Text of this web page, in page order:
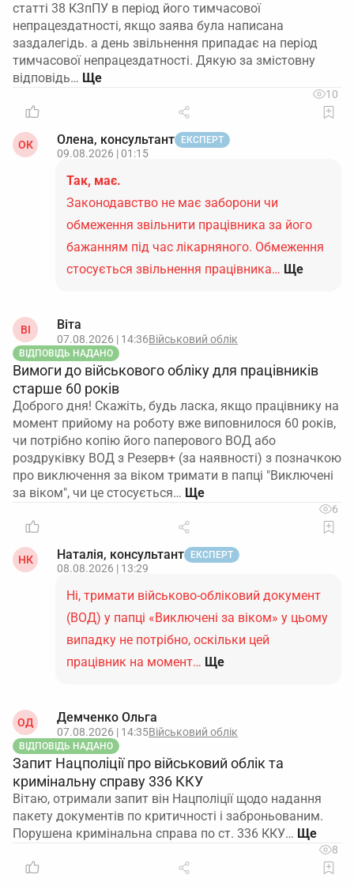
статті 38 КЗпПУ в період його тимчасової
непрацездатності, якщо заява була написана
заздалегідь. а день звільнення припадає на період
тимчасової непрацездатності. Дякую за змістовну
відповідь…
10
ОК Олена, консультант ЕКСПЕРТ
09.08.2026 | 01:15
Так, має.
Законодавство не має заборони чи
обмеження звільнити працівника за його
бажанням під час лікарняного. Обмеження
стосується звільнення працівника… Ще
ВІ Віта
07.08.2026 | 14:36Військовий облік
ВІДПОВІДЬ НАДАНО
Вимоги до військового обліку для працівників
старше 60 років
Доброго дня! Скажіть, будь ласка, якщо працівнику на
момент прийому на роботу вже виповнилося 60 років,
чи потрібно копію його паперового ВОД або
роздруківку ВОД з Резерв+ (за наявності) з позначкою
про виключення за віком тримати в папці "Виключені
за віком", чи це стосується…
6
НК Наталія, консультант ЕКСПЕРТ
08.08.2026 | 13:29
Ні, тримати військово-обліковий документ
(ВОД) у папці «Виключені за віком» у цьому
випадку не потрібно, оскільки цей
працівник на момент… Ще
ОД Демченко Ольга
07.08.2026 | 14:35Військовий облік
ВІДПОВІДЬ НАДАНО
Запит Нацполіції про військовий облік та
кримінальну справу 336 ККУ
Вітаю, отримали запит він Нацполіції щодо надання
пакету документів по критичності і заброньованим.
Порушена кримінальна справа по ст. 336 ККУ…
8